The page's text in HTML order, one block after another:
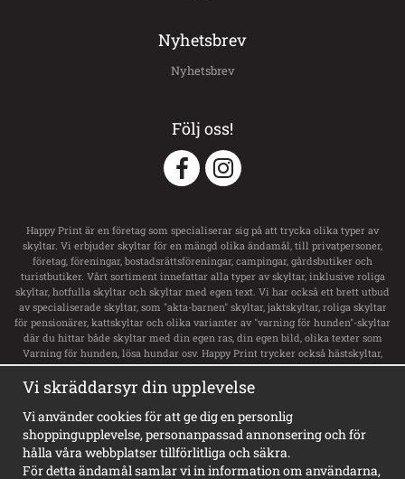
Nyhetsbrev
Nyhetsbrev
Följ oss!
Happy Print är en företag som specialiserar sig på att trycka olika typer av
skyltar. Vi erbjuder skyltar för en mängd olika ändamål, till privatpersoner,
företag, föreningar, bostadsrättsföreningar, campingar, gårdsbutiker och
turistbutiker. Vårt sortiment innefattar alla typer av skyltar, inklusive roliga
skyltar, hotfulla skyltar och skyltar med egen text. Vi har också ett brett utbud
av specialiserade skyltar, som "akta-barnen" skyltar, jaktskyltar, roliga skyltar
för pensionärer, kattskyltar och olika varianter av "varning för hunden"-skyltar
där du hittar både skyltar med din egen ras, din egen bild, olika texter som
Varning för hunden, lösa hundar osv. Happy Print trycker också hästskyltar,
transportdekaler och boxsskyltar samt dekaler till ditt hästsläp med namn och
svensk flagga. Vi har ett stort utbud av skyltar för privata tomt, privat område,
privat väg och privat gård. För företag erbjuder de alla typer av skyltar,
inklusive vägvisningsskyltar, laddskyltar för elbilar, personligt utformade
skyltar och olika typer av informationsskyltar. Happy Print har dessutom
Sveriges största sortiment av privat brygga skyltar, badplatsskyltar,
hundbadskyltar och mycket mer. Våra skyltar finns i en mängd olika stilar,
inklusive varningsskyltar, vackra gammeldags skyltar i emaljstil och
Vi skräddarsyr din upplevelse
Vi använder cookies för att ge dig en personlig
shoppingupplevelse, personanpassad annonsering och för
hålla våra webbplatser tillförlitliga och säkra.
För detta ändamål samlar vi in information om användarna,